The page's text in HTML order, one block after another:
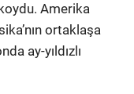
Amerika
ortaklaşa
ay-yıldızlı